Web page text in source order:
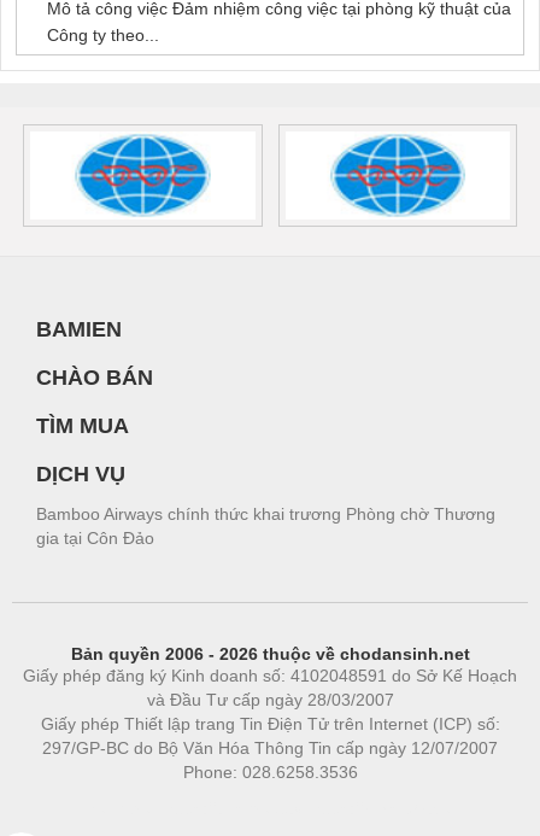
Mô tả công việc Đảm nhiệm công việc tại phòng kỹ thuật của
Công ty theo...
BAMIEN
CHÀO BÁN
TÌM MUA
DỊCH VỤ
Bamboo Airways chính thức khai trương Phòng chờ Thương
gia tại Côn Đảo
Bản quyền 2006 - 2026 thuộc về chodansinh.net
Giấy phép đăng ký Kinh doanh số: 4102048591 do Sở Kế Hoạch
và Đầu Tư cấp ngày 28/03/2007
Giấy phép Thiết lập trang Tin Điện Tử trên Internet (ICP) số:
297/GP-BC do Bộ Văn Hóa Thông Tin cấp ngày 12/07/2007
Phone: 028.6258.3536